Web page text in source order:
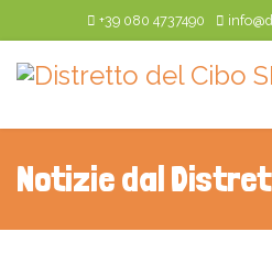
+39 080 4737490
Notizie dal